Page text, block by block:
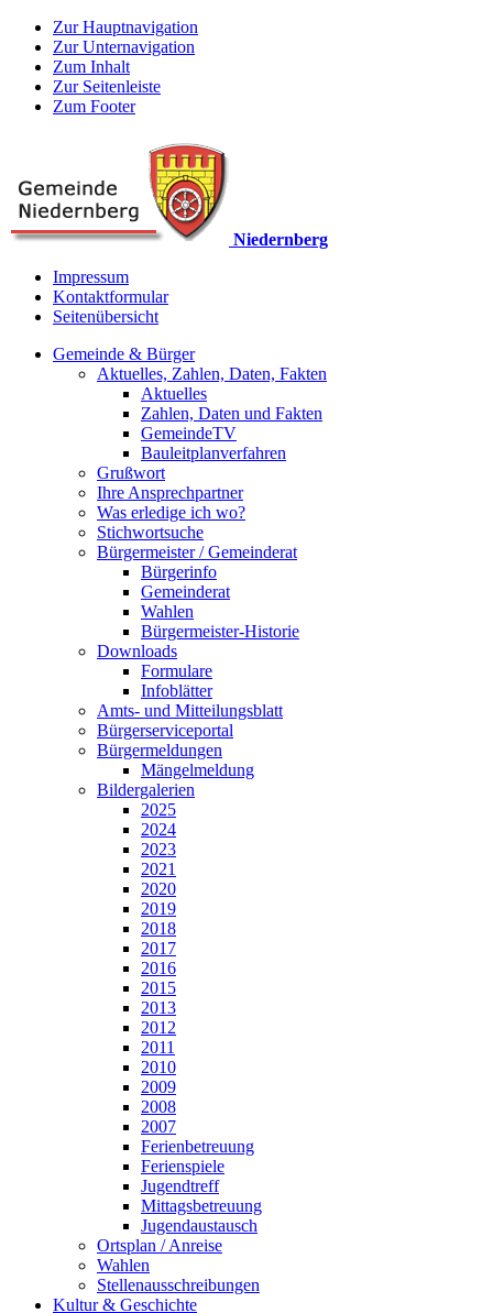
Zur Hauptnavigation
Zur Unternavigation
Zum Inhalt
Zur Seitenleiste
Zum Footer
Niedernberg
Impressum
Kontaktformular
Seitenübersicht
Gemeinde & Bürger
Aktuelles, Zahlen, Daten, Fakten
Aktuelles
Zahlen, Daten und Fakten
GemeindeTV
Bauleitplanverfahren
Grußwort
Ihre Ansprechpartner
Was erledige ich wo?
Stichwortsuche
Bürgermeister / Gemeinderat
Bürgerinfo
Gemeinderat
Wahlen
Bürgermeister-Historie
Downloads
Formulare
Infoblätter
Amts- und Mitteilungsblatt
Bürgerserviceportal
Bürgermeldungen
Mängelmeldung
Bildergalerien
2025
2024
2023
2021
2020
2019
2018
2017
2016
2015
2013
2012
2011
2010
2009
2008
2007
Ferienbetreuung
Ferienspiele
Jugendtreff
Mittagsbetreuung
Jugendaustausch
Ortsplan / Anreise
Wahlen
Stellenausschreibungen
Kultur & Geschichte